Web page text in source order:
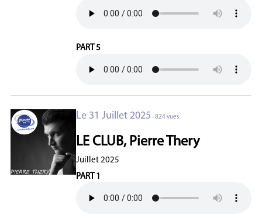
PART 5
Le 31 Juillet 2025 - 824 vues
LE CLUB, Pierre Thery
Juillet 2025
PART 1